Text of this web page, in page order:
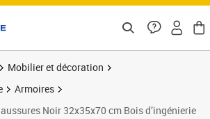
Mobilier et décoration
Armoires
Noir 32x35x70 cm Bois d’ingénierie